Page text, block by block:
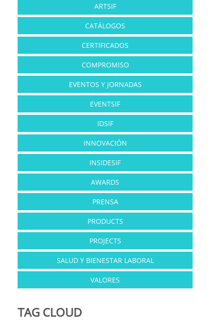
ARTSIF
CATÁLOGOS
CERTIFICADOS
COMPROMISO
EVENTOS Y JORNADAS
EVENTSIF
IDSIF
INNOVACIÓN
INSIDESIF
AWARDS
PRENSA
PRODUCTS
PROJECTS
SALUD Y BIENESTAR LABORAL
VALORES
TAG CLOUD